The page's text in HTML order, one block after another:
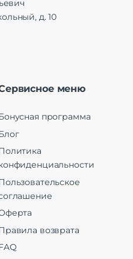
д. 10
меню
программа
возврата